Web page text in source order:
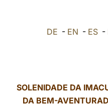
DE - EN - ES -
SOLENIDADE DA
DA BEM-